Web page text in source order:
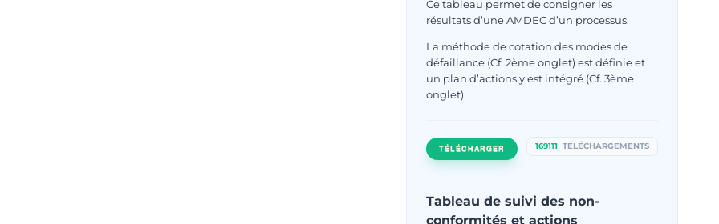
Ce tableau permet de consigner les
résultats d’une AMDEC d’un processus.
La méthode de cotation des modes de
défaillance (Cf. 2ème onglet) est définie et
un plan d’actions y est intégré (Cf. 3ème
onglet).
TÉLÉCHARGER 169111 TÉLÉCHARGEMENTS
Tableau de suivi des non-
conformités et actions